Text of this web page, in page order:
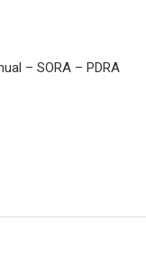
– SORA – PDRA